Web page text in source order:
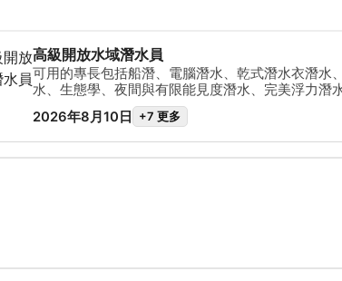
高級開放水域潛水員
可用的專長包括船潛、電腦潛水、乾式潛水衣潛水
水、生態學、夜間與有限能見度潛水、完美浮力潛
影、搜索與尋回、沉船潛水
2026年8月10日 +7 更多